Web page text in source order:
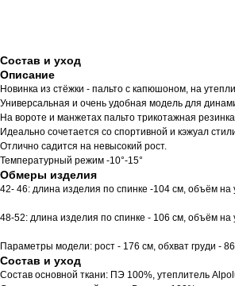
Состав и уход
Описание
Новинка из стёжки - пальто с капюшоном, на
Универсальная и очень удобная модель для
На вороте и манжетах пальто трикотажная
Идеально сочетается со спортивной и кэжуал
Отлично садится на невысокий рост.
Температурный режим -10°-15°
Обмеры изделия
42- 46: длина изделия по спинке -104 см, объём на
48-52: длина изделия по спинке - 106 см, объём на
Параметры модели: рост - 176 см, обхват груди -
Состав и уход
Состав основной ткани: ПЭ 100%, утеплитель